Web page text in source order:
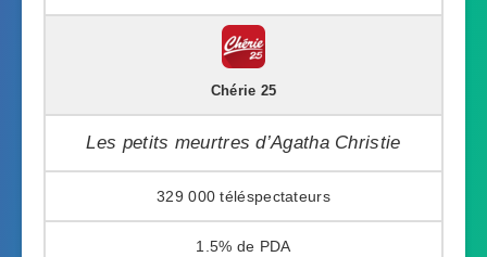
Chérie 25
Les petits meurtres d’Agatha Christie
329 000
1.5%